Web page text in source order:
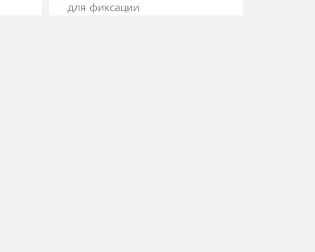
для фиксации